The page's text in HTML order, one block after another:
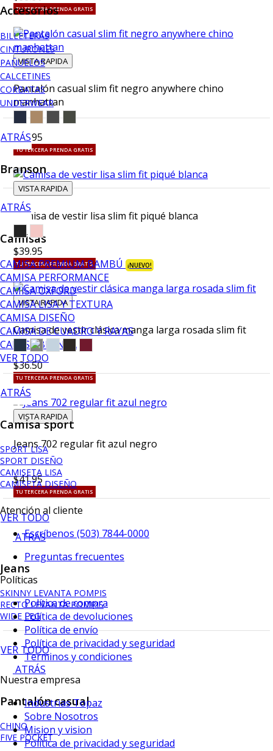
Accesorios
BILLETERAS
CINTURONES
PAÑUELOS
CALCETINES
CORBATAS
UNDERWEAR
ATRÁS
Branson
ATRÁS
Camisas
CAMISA PREMIUM BAMBÚ ¡NUEVO!
CAMISA PERFORMANCE
CAMISA OXFORD
CAMISA LISA Y TEXTURA
CAMISA DISEÑO
CAMISA DE CUADRO Y RAYAS
CAMISA BLANCA
VER TODO
ATRÁS
Camisa sport
SPORT LISA
SPORT DISEÑO
CAMISETA LISA
CAMISETA DISEÑO
VER TODO
ATRÁS
Jeans
SKINNY LEVANTA POMPIS
RECTO LEVANTA POMPIS
WIDE LEG
VER TODO
ATRÁS
Pantalón casual
CHINO
FIVE POCKET
TU TERCERA PRENDA GRATIS
VISTA RAPIDA
Pantalón casual slim fit negro anywhere chino
manhattan
$49.95
TU TERCERA PRENDA GRATIS
VISTA RAPIDA
Camisa de vestir lisa slim fit piqué blanca
$39.95
TU TERCERA PRENDA GRATIS
VISTA RAPIDA
Camisa de vestir clásica manga larga rosada slim fit
$36.50
TU TERCERA PRENDA GRATIS
VISTA RAPIDA
Jeans 702 regular fit azul negro
$41.95
TU TERCERA PRENDA GRATIS
Atención al cliente
Escríbenos (503) 7844-0000
Preguntas frecuentes
Políticas
Política de compra
Política de devoluciones
Política de envío
Política de privacidad y seguridad
Terminos y condiciones
Nuestra empresa
Industrias Topaz
Sobre Nosotros
Mision y vision
Política de privacidad y seguridad